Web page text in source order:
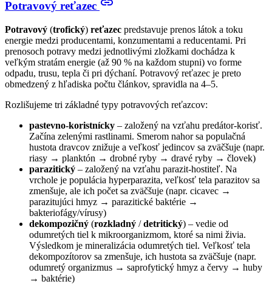
Potravový reťazec
Potravový (trofický) reťazec predstavuje prenos látok a toku
energie medzi producentami, konzumentami a reducentami. Pri
prenosoch potravy medzi jednotlivými zložkami dochádza k
veľkým stratám energie (až 90 % na každom stupni) vo forme
odpadu, trusu, tepla či pri dýchaní. Potravový reťazec je preto
obmedzený z hľadiska počtu článkov, spravidla na 4–5.
Rozlišujeme tri základné typy potravových reťazcov:
pastevno-koristnícky – založený na vzťahu predátor-korisť.
Začína zelenými rastlinami. Smerom nahor sa populačná
hustota dravcov znižuje a veľkosť jedincov sa zväčšuje (napr.
riasy → planktón → drobné ryby → dravé ryby → človek)
parazitický – založený na vzťahu parazit-hostiteľ. Na
vrchole je populácia hyperparazita, veľkosť tela parazitov sa
zmenšuje, ale ich počet sa zväčšuje (napr. cicavec →
parazitujúci hmyz → parazitické baktérie →
bakteriofágy/vírusy)
dekompozičný (rozkladný /detritický) – vedie od
odumretých tiel k mikroorganizmom, ktoré sa nimi živia.
Výsledkom je mineralizácia odumretých tiel. Veľkosť tela
dekompozítorov sa zmenšuje, ich hustota sa zväčšuje (napr.
odumretý organizmus → saprofytický hmyz a červy → huby
→ baktérie)